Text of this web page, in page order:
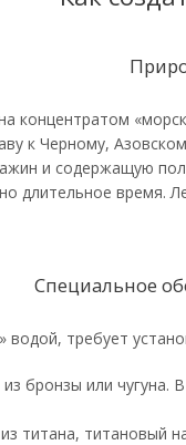
концентратом
к Черному,
и содержащую
длительное время.
Специальное
водой, требует
бронзы или чугуна.
титана, титановый